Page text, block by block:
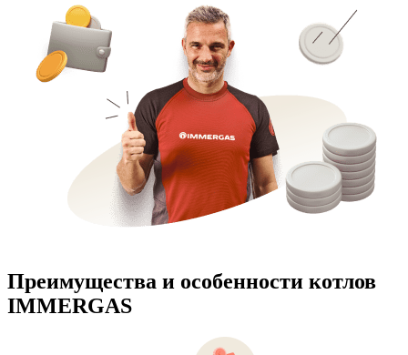
Преимущества и особенности котлов
IMMERGAS